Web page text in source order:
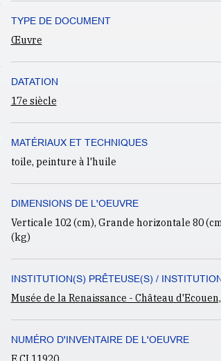
TYPE DE DOCUMENT
Œuvre
DATATION
17e siècle
MATÉRIAUX ET TECHNIQUES
toile, peinture à l'huile
DIMENSIONS DE L'OEUVRE
Verticale 102 (cm), Grande horizontale 80
(kg)
INSTITUTION(S) PRÊTEUSE(S) /
Musée de la Renaissance - Château
NUMÉRO D'INVENTAIRE DE L'OEUVRE